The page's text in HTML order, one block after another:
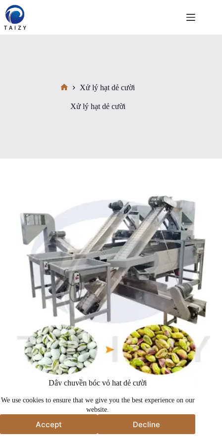
Chuyển
đến
phần
nội
We use cookies to ensure that we give you the best experience on our
website.
Accept Decline
chủ
Xử lý hạt dẻ cười
Xử lý hạt dẻ cười
Dây chuyền bóc vỏ hạt dẻ cười
Accept